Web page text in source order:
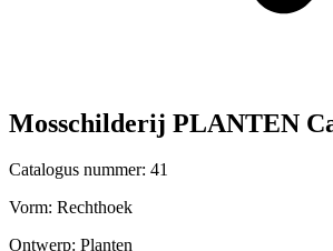
Mosschilderij PLANTEN
Catalogus nummer: 41
Vorm: Rechthoek
Ontwerp: Planten